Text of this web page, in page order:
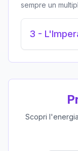
sempre un
3 -
Scopri